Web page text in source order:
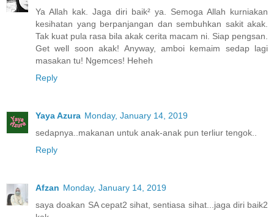
Ya Allah kak. Jaga diri baik² ya. Semoga Allah kurniakan
kesihatan yang berpanjangan dan sembuhkan sakit akak.
Tak kuat pula rasa bila akak cerita macam ni. Siap pengsan.
Get well soon akak! Anyway, amboi kemaim sedap lagi
masakan tu! Ngemces! Heheh
Reply
Yaya Azura Monday, January 14, 2019
sedapnya..makanan untuk anak-anak pun terliur tengok..
Reply
Afzan Monday, January 14, 2019
saya doakan SA cepat2 sihat, sentiasa sihat...jaga diri baik2